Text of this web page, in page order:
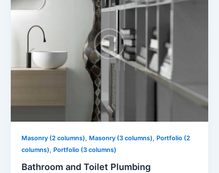
Masonry (2 columns), Masonry (3 columns), Portfolio (2
columns), Portfolio (3 columns)
Bathroom and Toilet Plumbing